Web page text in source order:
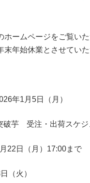
ホームページをご覧い
年始休業とさせていた
年1月5日（月）
破芋 受注・出荷スケジ
22日（月）17:00まで
（火）